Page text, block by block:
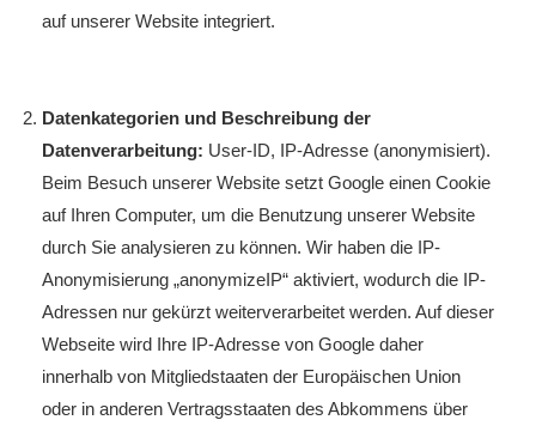
auf unserer Website integriert.
Datenkategorien und Beschreibung der
Datenverarbeitung: User-ID, IP-Adresse (anonymisiert).
Beim Besuch unserer Website setzt Google einen Cookie
auf Ihren Computer, um die Benutzung unserer Website
durch Sie analysieren zu können. Wir haben die IP-
Anonymisierung „anonymizeIP“ aktiviert, wodurch die IP-
Adressen nur gekürzt weiterverarbeitet werden. Auf dieser
Webseite wird Ihre IP-Adresse von Google daher
innerhalb von Mitgliedstaaten der Europäischen Union
oder in anderen Vertragsstaaten des Abkommens über